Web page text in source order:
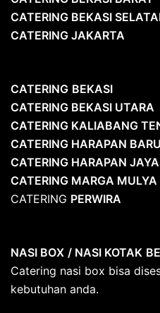
CATERING BEKASI
CATERING JAKARTA
CATERING BEKASI
CATERING BEKASI UTARA
CATERING KALIABANG
CATERING HARAPAN BARU
CATERING HARAPAN JAYA
CATERING MARGA MULYA
CATERING PERWIRA
NASI BOX / NASI KOTAK
Catering nasi box bisa
kebutuhan anda.